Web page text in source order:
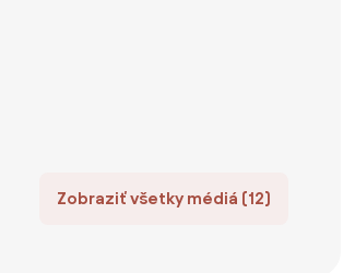
Zobraziť všetky médiá (12)